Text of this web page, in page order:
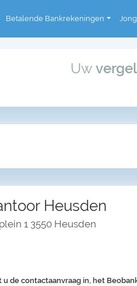
Betalende Bankrekeningen
Uw
Heusden
1 3550 Heusden
u de contactaanvraag in, het